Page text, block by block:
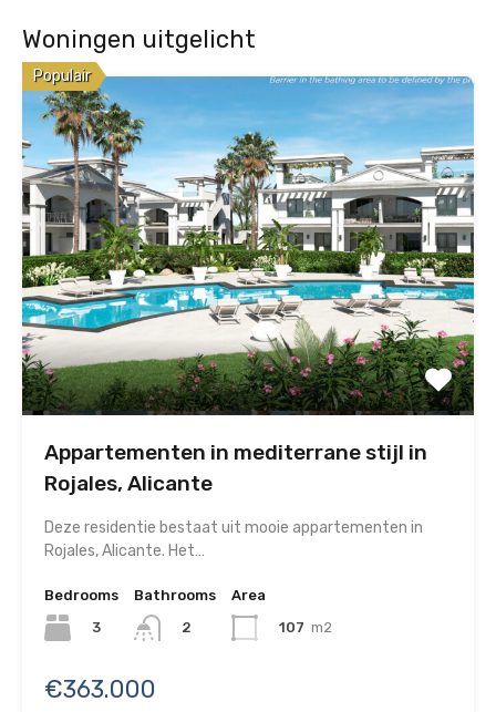
Woningen uitgelicht
Populair
Appartementen in mediterrane stijl in
Rojales, Alicante
Deze residentie bestaat uit mooie appartementen in
Rojales, Alicante. Het…
Bedrooms
3
Bathrooms
2
Area
107 m2
€363.000